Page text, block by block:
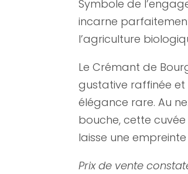
Symbole de
incarne
l’agriculture
Le Crémant de
gustative raffinée et
élégance rare. Au
bouche, cette
laisse une
Prix de vente